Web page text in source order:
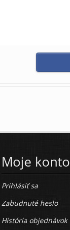
Moje konto
Prihlásiť sa
Zabudnuté heslo
História objednávok